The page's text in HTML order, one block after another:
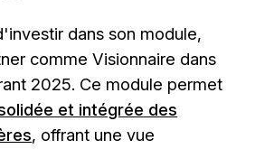
dans son module,
comme Visionnaire dans
2025. Ce module permet
et intégrée des
, offrant une vue